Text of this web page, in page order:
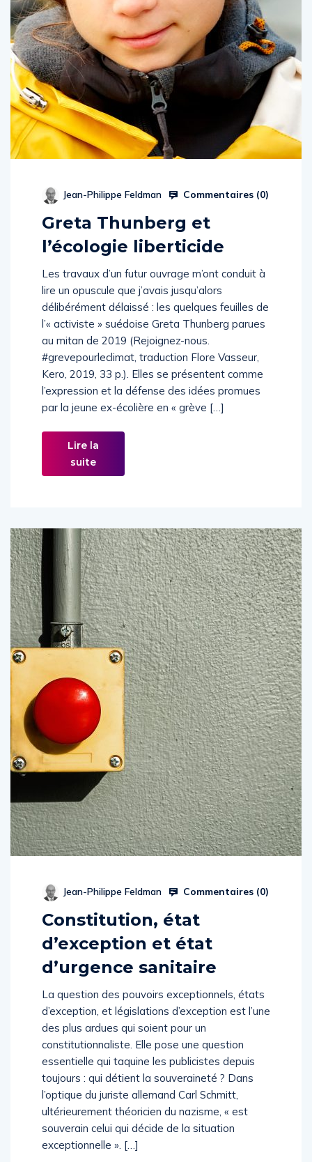
Jean-Philippe Feldman Commentaires (0)
Greta Thunberg et
l’écologie liberticide
Les travaux d’un futur ouvrage m’ont conduit à
lire un opuscule que j’avais jusqu’alors
délibérément délaissé : les quelques feuilles de
l’« activiste » suédoise Greta Thunberg parues
au mitan de 2019 (Rejoignez-nous.
#grevepourleclimat, traduction Flore Vasseur,
Kero, 2019, 33 p.). Elles se présentent comme
l’expression et la défense des idées promues
par la jeune ex-écolière en « grève […]
Lire la
suite
Jean-Philippe Feldman Commentaires (0)
Constitution, état
d’exception et état
d’urgence sanitaire
La question des pouvoirs exceptionnels, états
d’exception, et législations d’exception est l’une
des plus ardues qui soient pour un
constitutionnaliste. Elle pose une question
essentielle qui taquine les publicistes depuis
toujours : qui détient la souveraineté ? Dans
l’optique du juriste allemand Carl Schmitt,
ultérieurement théoricien du nazisme, « est
souverain celui qui décide de la situation
exceptionnelle ». […]